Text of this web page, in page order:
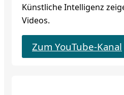
Künstliche Intelligenz
Videos.
Zum YouTube-Kanal